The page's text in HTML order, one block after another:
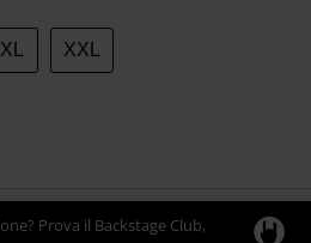
XL XXL
Prova il Backstage Club,